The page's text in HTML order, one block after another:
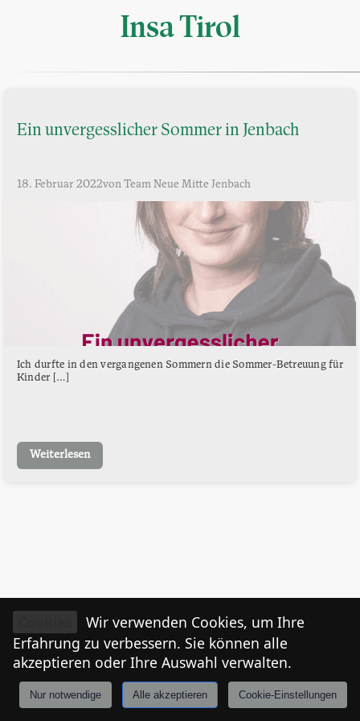
Insa Tirol
Ein unvergesslicher Sommer in Jenbach
18. Februar 2022von Team Neue Mitte Jenbach
Ich durfte in den vergangenen Sommern die Sommer-Betreuung für
Kinder […]
Weiterlesen
Anmelden Tiroler
Wir verwenden Cookies, um Ihre
Erfahrung zu verbessern. Sie können alle
akzeptieren oder Ihre Auswahl verwalten.
Nur notwendige Alle akzeptieren Cookie-Einstellungen